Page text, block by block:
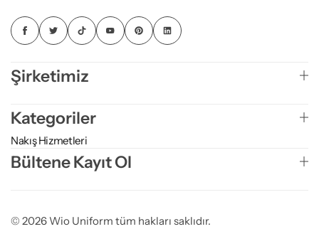
Şirketimiz
Kategoriler
Nakış Hizmetleri
Bültene Kayıt Ol
© 2026 Wio Uniform tüm hakları saklıdır.